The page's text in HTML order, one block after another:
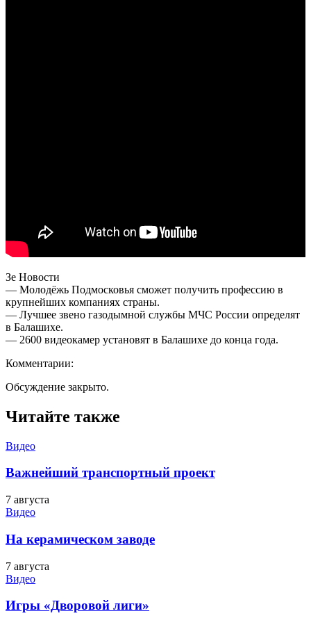
Зе Новости
— Молодёжь Подмосковья сможет получить профессию в
крупнейших компаниях страны.
— Лучшее звено газодымной службы МЧС России определят
в Балашихе.
— 2600 видеокамер установят в Балашихе до конца года.
Комментарии:
Обсуждение закрыто.
Читайте также
Видео
Важнейший транспортный проект
7 августа
Видео
На керамическом заводе
7 августа
Видео
Игры «Дворовой лиги»